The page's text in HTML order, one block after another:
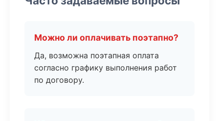
Можно ли оплачивать поэтапно?
Да, возможна поэтапная оплата
согласно графику выполнения работ
по договору.